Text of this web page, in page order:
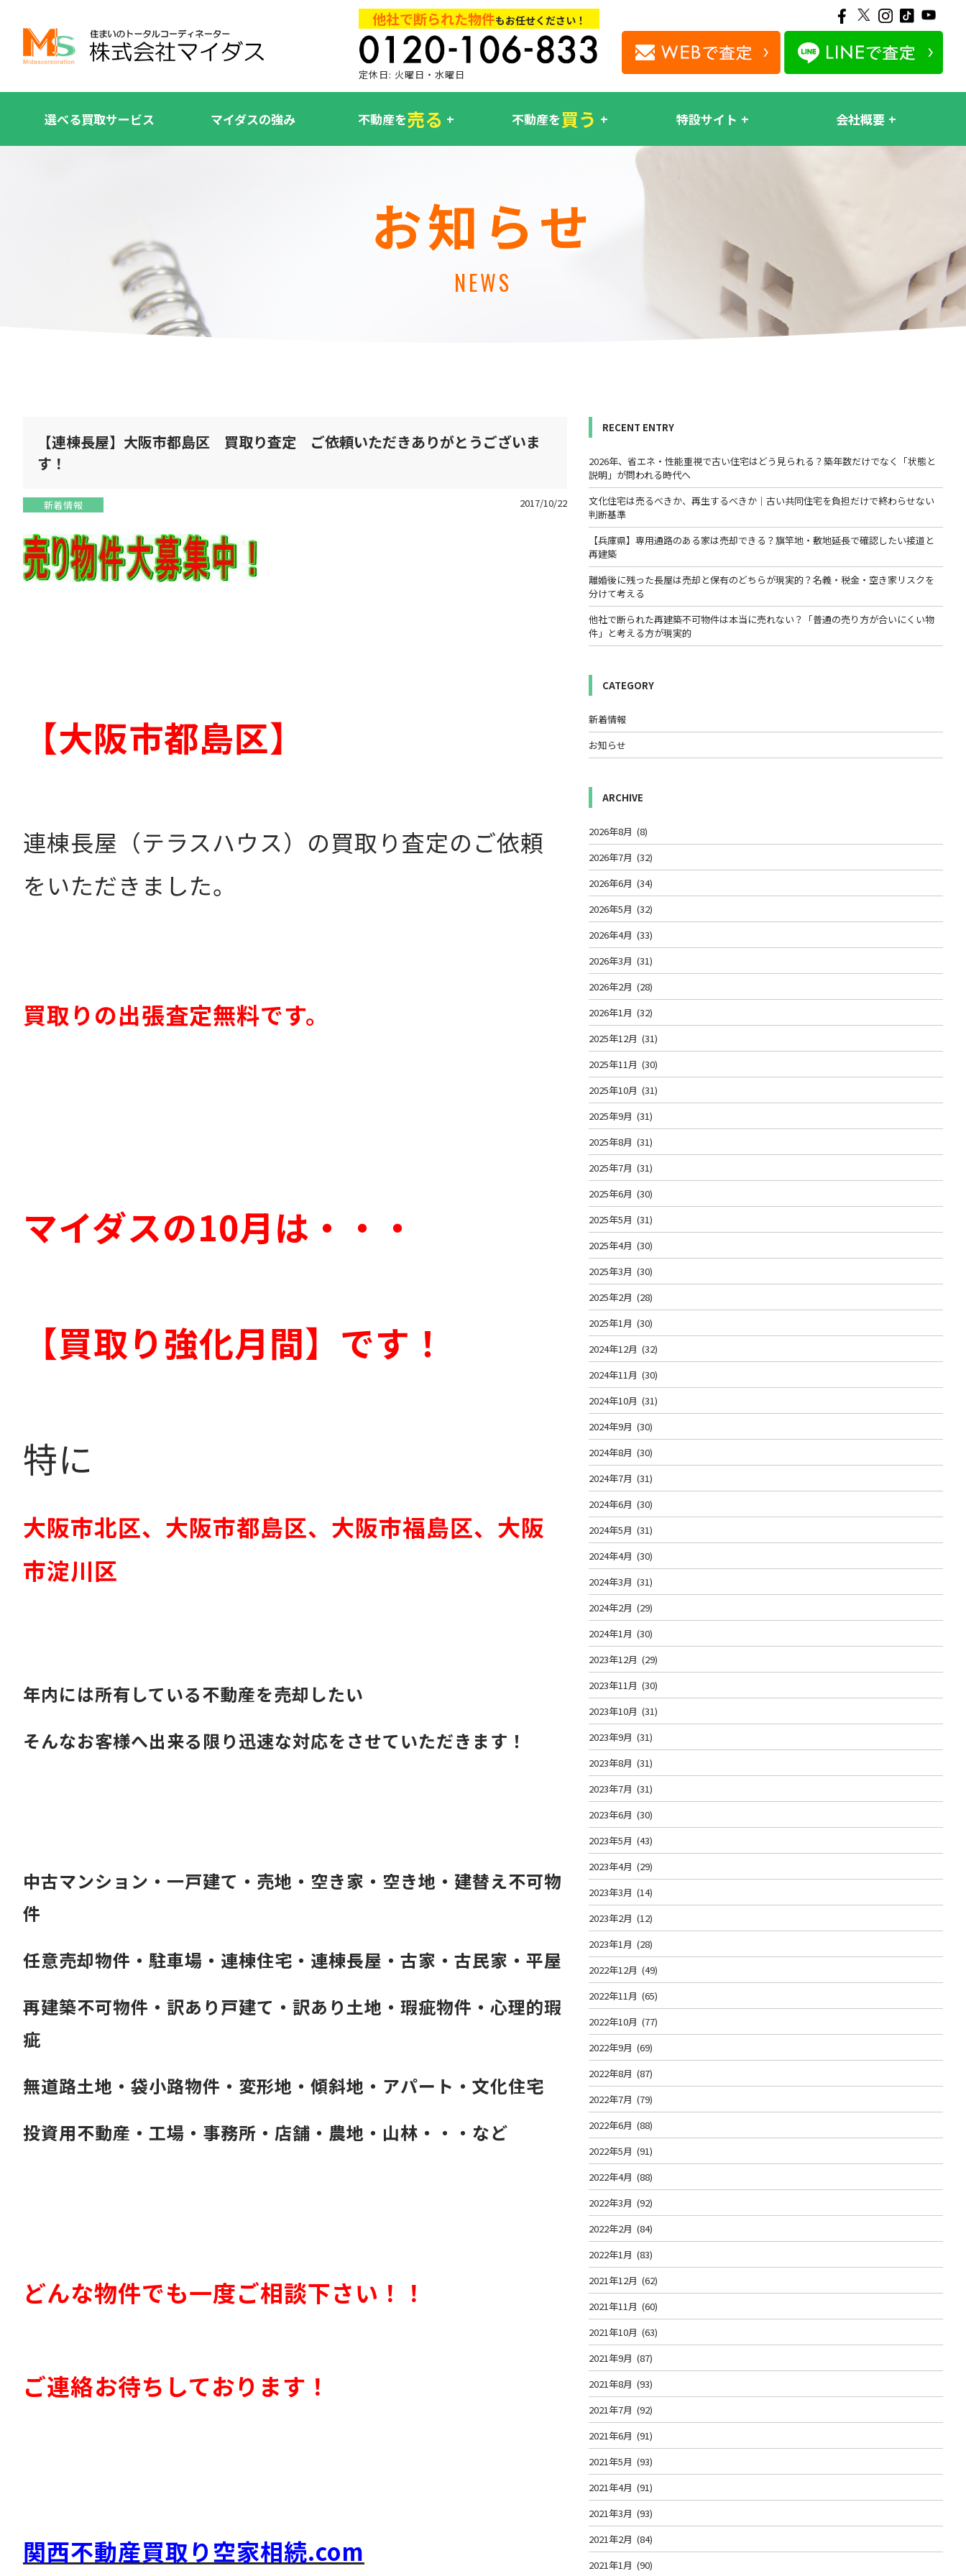
他社で断られた物件もお任せください！
定休日: 火曜日・水曜日
選べる買取サービス マイダスの強み 不動産を売る 不動産を買う 特設サイト 会社概要
お知らせ
NEWS
【連棟長屋】大阪市都島区 買取り査定 ご依頼いただきありがとうございま
す！
新着情報 2017/10/22
【大阪市都島区】
連棟長屋（テラスハウス）の買取り査定のご依頼
をいただきました。
買取りの出張査定無料です。
マイダスの10月は・・・
【買取り強化月間】です！
特に
大阪市北区、大阪市都島区、大阪市福島区、大阪
市淀川区
年内には所有している不動産を売却したい
そんなお客様へ出来る限り迅速な対応をさせていただきます！
中古マンション・一戸建て・売地・空き家・空き地・建替え不可物
件
任意売却物件・ 駐車場・連棟住宅・連棟長屋・古家・古民家・平屋
再建築不可物件・訳あり戸建て・ 訳あり土地・瑕疵物件・心理的瑕
疵
無道路土地・袋小路物件・変形地・傾斜地・ アパート・文化住宅
投資用不動産・工場・事務所・店舗・農地・山林・・・など
どんな物件でも一度ご相談下さい！！
ご連絡お待ちしております！
関西不動産買取り空家相続.com
RECENT ENTRY
2026年、省エネ・性能重視で古い住宅はどう見られる？築年数だけでなく「状態と
説明」が問われる時代へ
文化住宅は売るべきか、再生するべきか｜古い共同住宅を負担だけで終わらせない
判断基準
【兵庫県】専用通路のある家は売却できる？旗竿地・敷地延長で確認したい接道と
再建築
離婚後に残った長屋は売却と保有のどちらが現実的？名義・税金・空き家リスクを
分けて考える
他社で断られた再建築不可物件は本当に売れない？「普通の売り方が合いにくい物
件」と考える方が現実的
CATEGORY
新着情報
お知らせ
ARCHIVE
2026年8月 (8)
2026年7月 (32)
2026年6月 (34)
2026年5月 (32)
2026年4月 (33)
2026年3月 (31)
2026年2月 (28)
2026年1月 (32)
2025年12月 (31)
2025年11月 (30)
2025年10月 (31)
2025年9月 (31)
2025年8月 (31)
2025年7月 (31)
2025年6月 (30)
2025年5月 (31)
2025年4月 (30)
2025年3月 (30)
2025年2月 (28)
2025年1月 (30)
2024年12月 (32)
2024年11月 (30)
2024年10月 (31)
2024年9月 (30)
2024年8月 (30)
2024年7月 (31)
2024年6月 (30)
2024年5月 (31)
2024年4月 (30)
2024年3月 (31)
2024年2月 (29)
2024年1月 (30)
2023年12月 (29)
2023年11月 (30)
2023年10月 (31)
2023年9月 (31)
2023年8月 (31)
2023年7月 (31)
2023年6月 (30)
2023年5月 (43)
2023年4月 (29)
2023年3月 (14)
2023年2月 (12)
2023年1月 (28)
2022年12月 (49)
2022年11月 (65)
2022年10月 (77)
2022年9月 (69)
2022年8月 (87)
2022年7月 (79)
2022年6月 (88)
2022年5月 (91)
2022年4月 (88)
2022年3月 (92)
2022年2月 (84)
2022年1月 (83)
2021年12月 (62)
2021年11月 (60)
2021年10月 (63)
2021年9月 (87)
2021年8月 (93)
2021年7月 (92)
2021年6月 (91)
2021年5月 (93)
2021年4月 (91)
2021年3月 (93)
2021年2月 (84)
2021年1月 (90)